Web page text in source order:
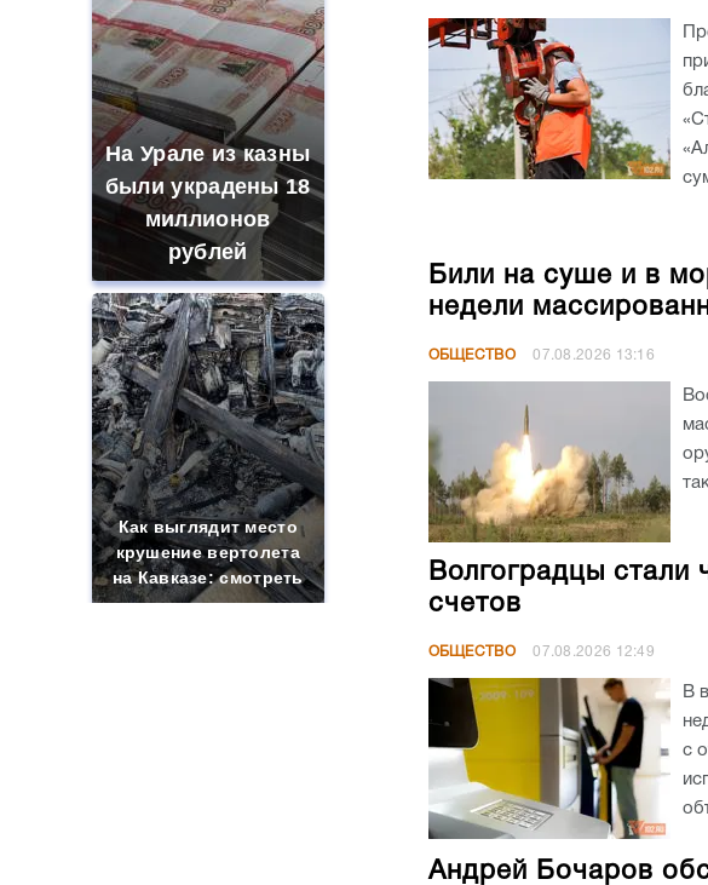
На Урале из казны
были украдены 18
миллионов
рублей
Как выглядит место
крушение вертолета
на Кавказе: смотреть
Били на суше и в
недели
ОБЩЕСТВО 07.08.2026 13:16
Волгоградцы стали
счетов
ОБЩЕСТВО 07.08.2026 12:49
В
с
Андрей Бочаров